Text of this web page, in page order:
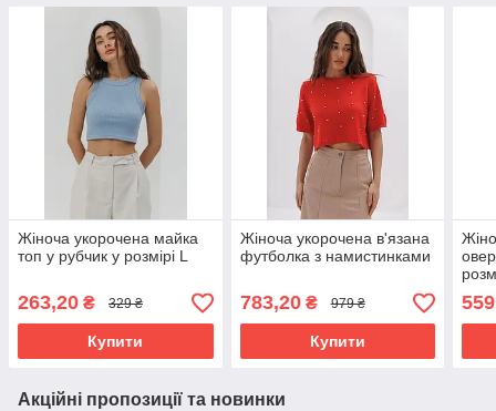
Жіноча укорочена майка
топ у рубчик у розмірі L
263,20 ₴ 329 ₴
Купити
Жіноча укорочена в'язана
футболка з намистинками
783,20₴ 979 ₴
Купити
Акційні пропозиції та новинки